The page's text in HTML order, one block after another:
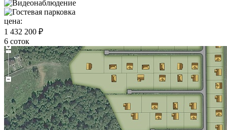
цена:
1 432 200 ₽
6 соток